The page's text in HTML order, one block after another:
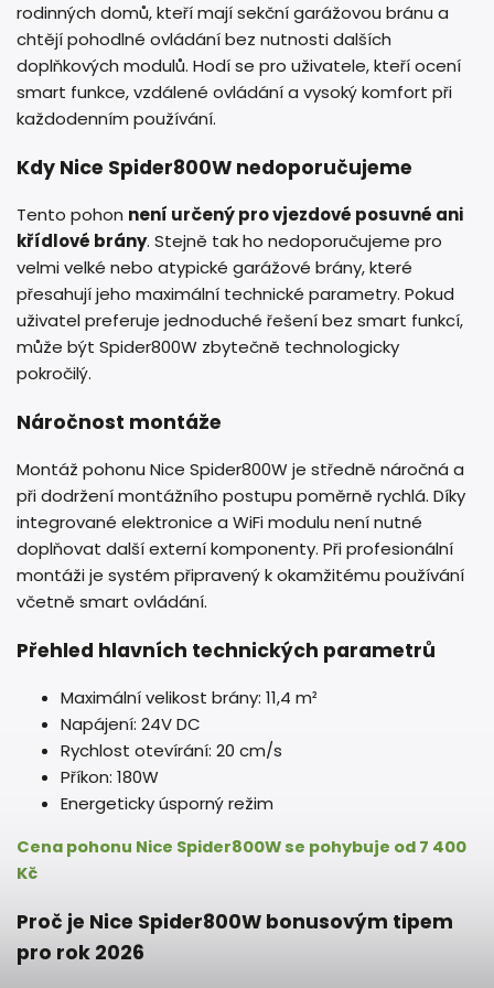
rodinných domů, kteří mají sekční garážovou bránu a
chtějí pohodlné ovládání bez nutnosti dalších
doplňkových modulů. Hodí se pro uživatele, kteří ocení
smart funkce, vzdálené ovládání a vysoký komfort při
každodenním používání.
Kdy Nice Spider800W nedoporučujeme
Tento pohon není určený pro vjezdové posuvné ani
křídlové brány. Stejně tak ho nedoporučujeme pro
velmi velké nebo atypické garážové brány, které
přesahují jeho maximální technické parametry. Pokud
uživatel preferuje jednoduché řešení bez smart funkcí,
může být Spider800W zbytečně technologicky
pokročilý.
Náročnost montáže
Montáž pohonu Nice Spider800W je středně náročná a
při dodržení montážního postupu poměrně rychlá. Díky
integrované elektronice a WiFi modulu není nutné
doplňovat další externí komponenty. Při profesionální
montáži je systém připravený k okamžitému používání
včetně smart ovládání.
Přehled hlavních technických parametrů
Maximální velikost brány: 11,4 m²
Napájení: 24V DC
Rychlost otevírání: 20 cm/s
Příkon: 180W
Energeticky úsporný režim
Cena pohonu Nice Spider800W se pohybuje od 7 400
Kč
Proč je Nice Spider800W bonusovým tipem
pro rok 2026